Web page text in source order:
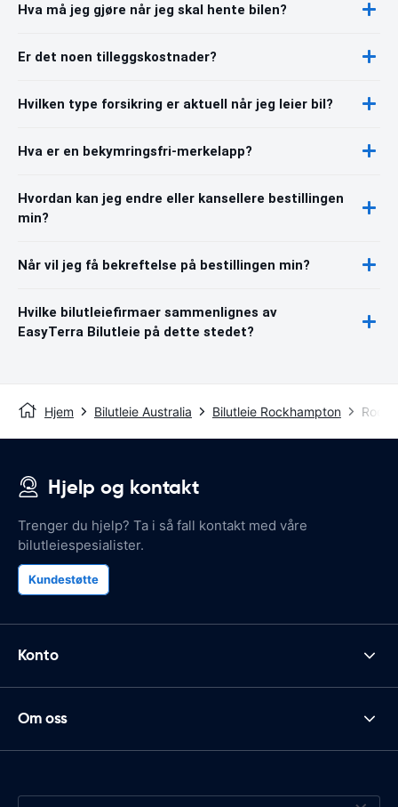
Hva må jeg gjøre når jeg skal hente bilen?
Er det noen tilleggskostnader?
Hvilken type forsikring er aktuell når jeg leier bil?
Hva er en bekymringsfri-merkelapp?
Hvordan kan jeg endre eller kansellere bestillingen
min?
Når vil jeg få bekreftelse på bestillingen min?
Hvilke bilutleiefirmaer sammenlignes av
EasyTerra Bilutleie på dette stedet?
Hjem Bilutleie Australia Bilutleie Rockhampton
Hjelp og kontakt
Trenger du hjelp? Ta i så fall kontakt med våre
bilutleiespesialister.
Kundestøtte
Konto
Om oss